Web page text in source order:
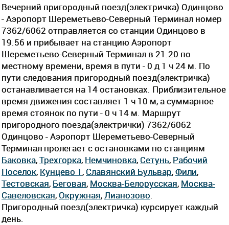
Вечерний пригородный поезд(электричка) Одинцово
- Аэропорт Шереметьево-Северный Терминал номер
7362/6062 отправляется со станции Одинцово в
19.56 и прибывает на станцию Аэропорт
Шереметьево-Северный Терминал в 21.20 по
местному времени, время в пути - 0 д 1 ч 24 м. По
пути следования пригородный поезд(электричка)
останавливается на 14 остановках. Приблизительное
время движения составляет 1 ч 10 м, а суммарное
время стоянок по пути - 0 ч 14 м. Маршрут
пригородного поезда(электрички) 7362/6062
Одинцово - Аэропорт Шереметьево-Северный
Терминал пролегает c остановками по станциям
Баковка,Трехгорка, Немчиновка, Сетунь, Рабочий
Поселок, Кунцево 1 , Славянский Бульвар,Фили,
Тестовская, Беговая, Москва-Белорусская, Москва-
Савеловская,Окружная, Лианозово
Пригородный поезд(электричка) курсирует каждый
день.